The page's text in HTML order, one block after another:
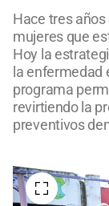
Hace tres
mujeres que
Hoy la
la enfermedad
programa
revirtiendo la
preventivos